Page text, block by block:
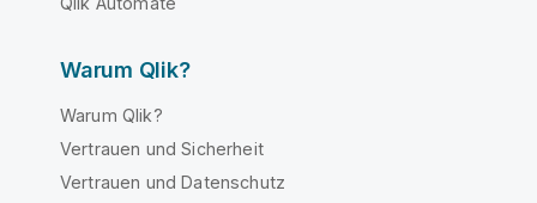
Warum Qlik?
Warum Qlik?
Vertrauen und Sicherheit
Vertrauen und Datenschutz